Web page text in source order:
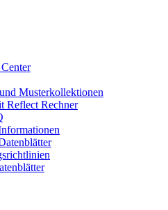
Musterkollektionen
Rechner